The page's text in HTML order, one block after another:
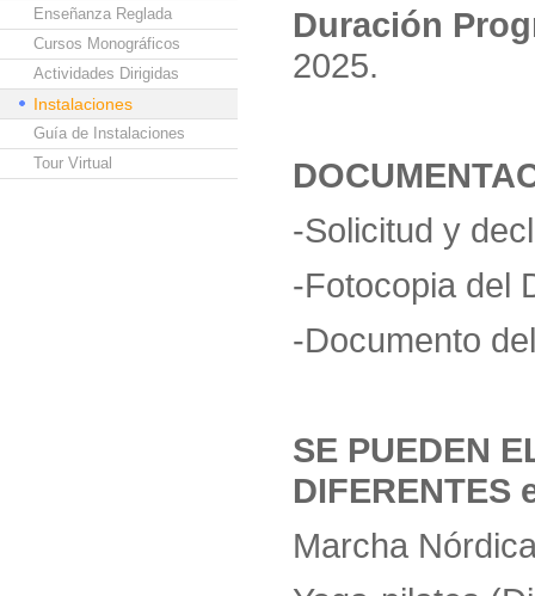
Enseñanza Reglada
Cursos Monográficos
Actividades Dirigidas
Instalaciones
Guía de Instalaciones
Tour Virtual
Duración
2025.
-Solicitud y
-Fotocopia del
-Documento
SE PUEDEN
Marcha